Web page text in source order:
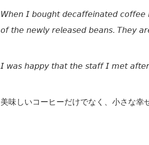
𝘞𝘩𝘦𝘯 𝘐 𝘣𝘰𝘶𝘨𝘩𝘵 𝘥𝘦𝘤𝘢𝘧𝘧𝘦𝘪𝘯𝘢𝘵𝘦𝘥
𝘰𝘧 𝘵𝘩𝘦 𝘯𝘦𝘸𝘭𝘺 𝘳𝘦𝘭𝘦𝘢𝘴𝘦𝘥 𝘣𝘦𝘢𝘯𝘴. 𝘛𝘩𝘦𝘺
𝘐 𝘸𝘢𝘴 𝘩𝘢𝘱𝘱𝘺 𝘵𝘩𝘢𝘵 𝘵𝘩𝘦 𝘴𝘵𝘢𝘧𝘧 𝘐 𝘮𝘦𝘵
美味しいコーヒーだけでなく、小さな幸